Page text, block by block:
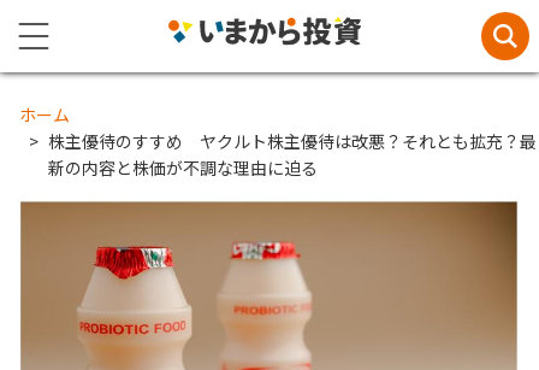
ホーム
株主優待のすすめ ヤクルト株主優待は改悪？それとも拡充？最
新の内容と株価が不調な理由に迫る